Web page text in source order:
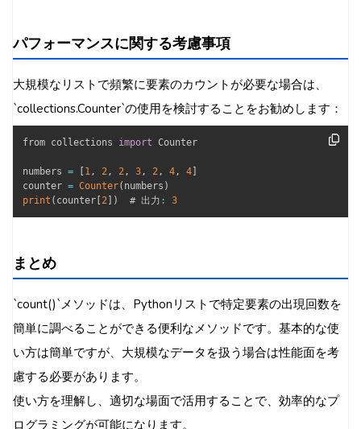
パフォーマンスに関する考慮事項
大規模なリストで頻繁に要素のカウントが必要な場合は、
`collections.Counter`の使用を検討することをお勧めします：
from collections import Counter
numbers = 1, 2, 2, 3, 2, 4, 4
counter = Counter( numbers )
print ( counter 2 )
  # 出力
: 3
まとめ
`count()`メソッドは、Pythonリストで特定要素の出現回数を
簡単に調べることができる便利なメソッドです。基本的な使
い方は簡単ですが、大規模なデータを扱う場合は性能面を考
慮する必要があります。
使い方を理解し、適切な場面で活用することで、効率的なプ
ログラミングが可能になります。